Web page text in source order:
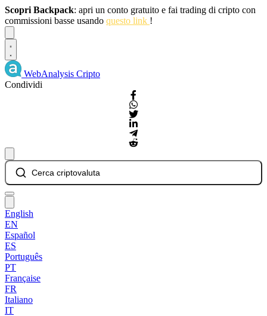
Scopri Backpack: apri un conto gratuito e fai trading di cripto con
commissioni basse usando questo link !
WebAnalysis Cripto
Condividi
Cerca criptovaluta
English
EN
Español
ES
Português
PT
Française
FR
Italiano
IT